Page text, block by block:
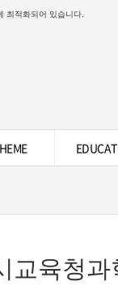
최적화되어 있습니다.
교육청